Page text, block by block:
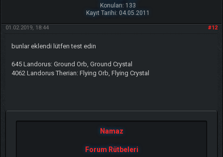
Konuları: 133
Kayıt Tarihi: 04.05.2011
#12
01.02.2019, 18:44
bunlar eklendi lütfen test edin
645 Landorus: Ground Orb, Ground Crystal
4062 Landorus Therian: Flying Orb, Flying Crystal
Namaz
Forum Rütbeleri